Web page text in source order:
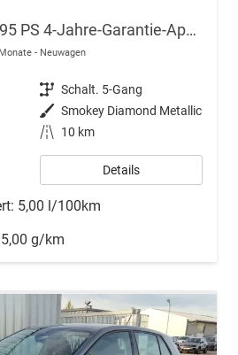
Selection 1.0 TSI 95 PS 4-Jahre-Garantie-AppleCarPlay-AndroidAuto-LED-PDC-Sitzheizung-DAB-Klima
Neuwagen
Getriebe Schalt. 5-Gang
Außenfarbe Smokey Diamond Metallic
Kilometerstand 10 km
Details
5,00 l/100km
g/km